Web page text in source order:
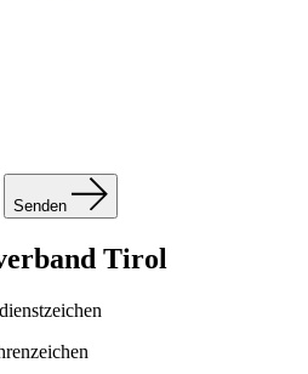
Senden
Tirol